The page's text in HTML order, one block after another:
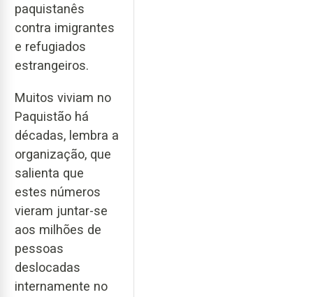
paquistanês
contra imigrantes
e refugiados
estrangeiros.
Muitos viviam no
Paquistão há
décadas, lembra a
organização, que
salienta que
estes números
vieram juntar-se
aos milhões de
pessoas
deslocadas
internamente no